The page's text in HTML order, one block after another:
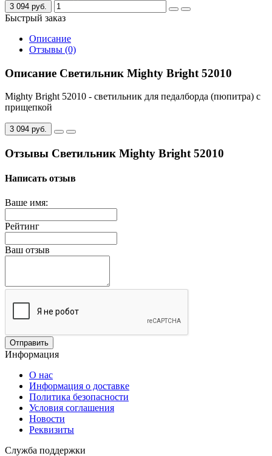
3 094 руб.
Быстрый заказ
Описание
Отзывы (0)
Описание Светильник Mighty Bright 52010
Mighty Bright 52010 - светильник для педалборда (пюпитра) с
прищепкой
3 094 руб.
Отзывы Светильник Mighty Bright 52010
Написать отзыв
Ваше имя:
Рейтинг
Ваш отзыв
Отправить
Информация
О нас
Информация о доставке
Политика безопасности
Условия соглашения
Новости
Реквизиты
Служба поддержки